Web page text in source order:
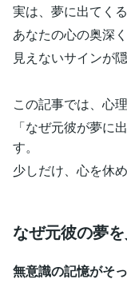
実は、夢に出てくる
あなたの心の奥深
見えないサインが
この記事では、心
「なぜ元彼が夢に
す。
少しだけ、心を休
なぜ元彼の夢
無意識の記憶がそ